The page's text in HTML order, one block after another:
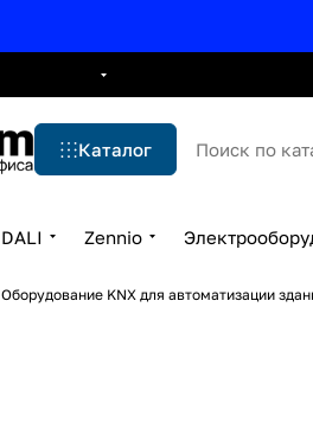
Каталог
DALI Zennio
Оборудование KNX для автоматизации